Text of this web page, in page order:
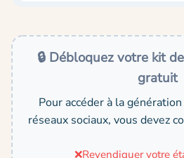
🔒 Débloquez votre kit
gratuit
Pour accéder à la
réseaux sociaux, vous devez
❌Revendiquer votre